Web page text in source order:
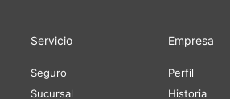
Servicio
Seguro
Sucursal
Empresa
Perfil
Historia